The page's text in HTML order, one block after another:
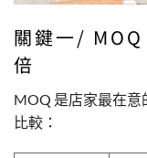
關鍵一/
倍
MOQ 是店家最在
比較：